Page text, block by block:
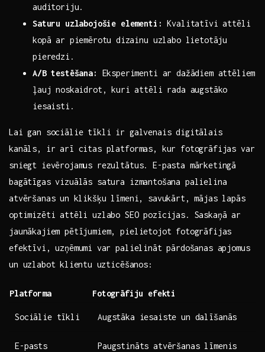
auditoriju.
Saturu uzlabojošie elementi: Kvalitatīvi attēli
kopā ar piemērotu ⁣dizainu uzlabo lietotāju
pieredzi.
A/B‌ testēšana:
Eksperimenti ar dažādiem attēliem
ļauj noskaidrot, kuri attēli rada augstāko
iesaisti.
Lai gan sociālie tīkli ir galvenais digitālais
kanāls, ir arī citas platformas, kur fotogrāfijas var
sniegt ievērojamus rezultātus. E-pasta mārketingā
bagātīgas‍ vizuālās satura izmantošana palielina
atvēršanas un⁤ klikšķu līmeni, savukārt, ⁤mājas lapās
optimizēti attēli uzlabo SEO‍ pozīcijas. Saskaņā ar
jaunākajiem pētījumiem, pielietojot fotogrāfijas
efektīvi, uzņēmumi ⁣var palielināt pārdošanas apjomus
un uzlabot⁤ klientu ⁢uzticēšanos:
Platforma Fotogrāfiju efekti
Sociālie tīkli Augstāka iesaiste un dalīšanās
E-pasts Paugstināts atvēršanas ‍līmenis